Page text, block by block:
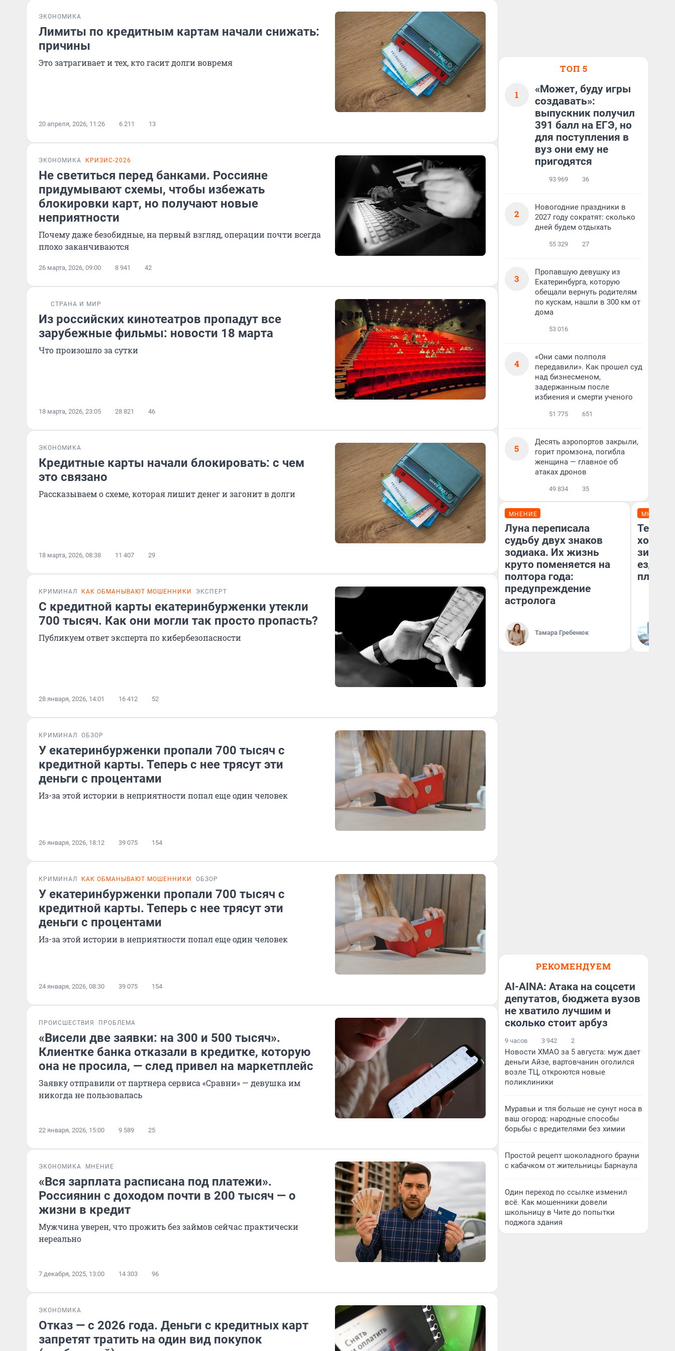
ЭКОНОМИКА
Лимиты по кредитным картам начали снижать:
причины
Это затрагивает и тех, кто гасит долги вовремя
20 апреля, 2026, 11:26 6 211 13
ЭКОНОМИКА КРИЗИС-2026
Не светиться перед банками. Россияне
придумывают схемы, чтобы избежать
блокировки карт, но получают новые
неприятности
Почему даже безобидные, на первый взгляд, операции почти всегда
плохо заканчиваются
26 марта, 2026, 09:00 8 941 42
СТРАНА И МИР
Из российских кинотеатров пропадут все
зарубежные фильмы: новости 18 марта
Что произошло за сутки
18 марта, 2026, 23:05 28 821 46
ЭКОНОМИКА
Кредитные карты начали блокировать: с чем
это связано
Рассказываем о схеме, которая лишит денег и загонит в долги
18 марта, 2026, 08:38 11 407 29
КРИМИНАЛ КАК ОБМАНЫВАЮТ МОШЕННИКИ ЭКСПЕРТ
С кредитной карты екатеринбурженки утекли
700 тысяч. Как они могли так просто пропасть?
Публикуем ответ эксперта по кибербезопасности
28 января, 2026, 14:01 16 412 52
КРИМИНАЛ ОБЗОР
У екатеринбурженки пропали 700 тысяч с
кредитной карты. Теперь с нее трясут эти
деньги с процентами
Из-за этой истории в неприятности попал еще один человек
26 января, 2026, 18:12 39 075 154
КРИМИНАЛ КАК ОБМАНЫВАЮТ МОШЕННИКИ ОБЗОР
У екатеринбурженки пропали 700 тысяч с
кредитной карты. Теперь с нее трясут эти
деньги с процентами
Из-за этой истории в неприятности попал еще один человек
24 января, 2026, 08:30 39 075 154
ПРОИСШЕСТВИЯ ПРОБЛЕМА
«Висели две заявки: на 300 и 500 тысяч».
Клиентке банка отказали в кредитке, которую
она не просила, — след привел на маркетплейс
Заявку отправили от партнера сервиса «Сравни» — девушка им
никогда не пользовалась
22 января, 2026, 15:00 9 589 25
ЭКОНОМИКА МНЕНИЕ
«Вся зарплата расписана под платежи».
Россиянин с доходом почти в 200 тысяч — о
жизни в кредит
Мужчина уверен, что прожить без займов сейчас практически
нереально
7 декабря, 2025, 13:00 14 303 96
ЭКОНОМИКА
Отказ — с 2026 года. Деньги с кредитных карт
запретят тратить на один вид покупок
ТОП 5
1
«Может, буду игры
создавать»:
выпускник получил
391 балл на ЕГЭ, но
для поступления в
вуз они ему не
пригодятся
93 969 36
2
Новогодние праздники в
2027 году сократят: сколько
дней будем отдыхать
55 329 27
3
Пропавшую девушку из
Екатеринбурга, которую
обещали вернуть родителям
по кускам, нашли в 300 км от
дома
53 016
4
«Они сами полполя
передавили». Как прошел суд
над бизнесменом,
задержанным после
избиения и смерти ученого
51 775 651
5
Десять аэропортов закрыли,
горит промзона, погибла
женщина — главное об
атаках дронов
49 834 35
МНЕНИЕ
Луна переписала
судьбу двух знаков
зодиака. Их жизнь
круто поменяется на
полтора года:
предупреждение
астролога
Тамара Гребенюк
МНЕНИЕ
Тепло
зимой.
ездит
плюсы
РЕКОМЕНДУЕМ
AI-AINA: Атака на соцсети
депутатов, бюджета вузов
не хватило лучшим и
сколько стоит арбуз
9 часов 3 942 2
Новости ХМАО за 5 августа: муж дает
деньги Айзе, вартовчанин оголился
возле ТЦ, откроются новые
поликлиники
Муравьи и тля больше не сунут носа в
ваш огород: народные способы
борьбы с вредителями без химии
Простой рецепт шоколадного брауни
с кабачком от жительницы Барнаула
Один переход по ссылке изменил
всё. Как мошенники довели
школьницу в Чите до попытки
поджога здания